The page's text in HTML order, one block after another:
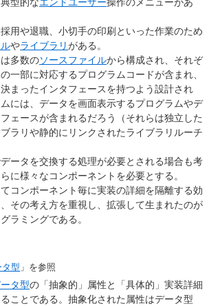
型的なエンドユーザー操作のメニューがあ
用や退職、小切手の印刷といった作業のため
やライブラリがある。
多数のソースファイルから構成され、それぞ
一部に対応するプログラムコードが含まれ、
まったインタフェースを持つよう設計され
には、データを画面表示するプログラムやデ
ェースが含まれるだろう（それらは独立した
ラリや静的にリンクされたライブラリルーチ
ータを交換する処理が必要とされる場合も考
に様々なコンポーネントを必要とする。
コンポーネント毎に実装の詳細を隔離する効
その考え方を重視し、拡張して生まれたのが
ラミングである。
型 」を参照
タ型の「抽象的」属性と「具体的」実装詳細
ことである。抽象化された属性はデータ型